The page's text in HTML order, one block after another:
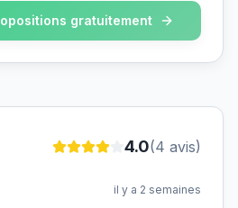
gratuitement
4.0(4 avis)
il y a 2 semaines